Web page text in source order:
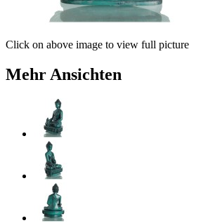
Click on above image to view full picture
Mehr Ansichten